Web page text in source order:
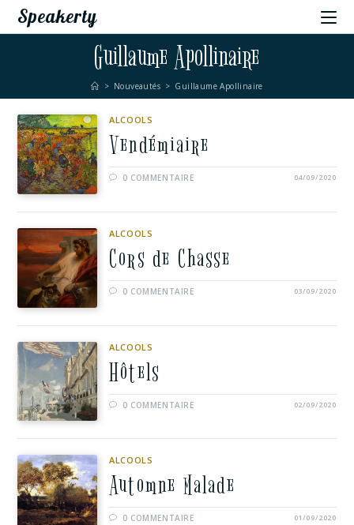
Speakerty
Guillaume Apollinaire
> Nouveautés > Guillaume Apollinaire
ALCOOLS
Vendémiaire
0 COMMENTAIRE 04/09/2020
ALCOOLS
Cors de Chasse
0 COMMENTAIRE 03/09/2020
ALCOOLS
Hôtels
0 COMMENTAIRE 02/09/2020
ALCOOLS
Automne Malade
0 COMMENTAIRE 01/09/2020